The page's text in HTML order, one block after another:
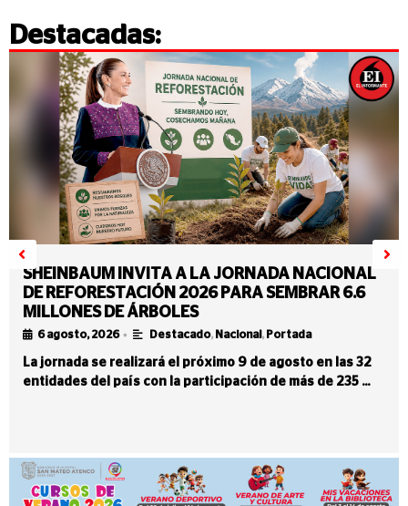
Destacadas:
SHEINBAUM INVITA A LA JORNADA NACIONAL
DE REFORESTACIÓN 2026 PARA SEMBRAR 6.6
MILLONES DE ÁRBOLES
6 agosto, 2026 • Destacado, Nacional , Portada
La jornada se realizará el próximo 9 de agosto en las 32
entidades del país con la participación de más de 235 …